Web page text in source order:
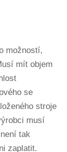
možností,
mít objem
se
stroje
musí
tak
zaplatit.